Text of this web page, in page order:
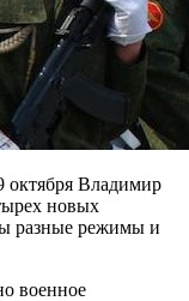
октября Владимир
новых
разные режимы и
военное